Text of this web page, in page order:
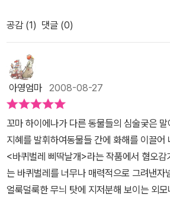
옅어지면서 각각 자연 생물로서의 존재가치
다.하이에나... 생긴 모양새도 그렇고 맹수들
한다는 행동 때문에 그럴까요~. 그림책이나
나는 대부분 비열한 모습으로 등장할 때가
읽고 나면, 하이에나가 이렇게 예뻤던가~싶
는데 특히 고운 흙먼지를 뒤집어 쓰고서 귀
그림은 우리아이가 보면서 연신... 이쁘다~
꼭 강아지같다면서 말이지요~^^. 별로 호감
아하지 않던 하이에나였는데,이 책을 읽고나
밉거나 못된 동물이란 편견이 사라졌습니
리는 꼬마 하이에나입니다. 꼬마 하이에나
리카 초원의 동물들이 한마디씩 놀려 댑니
공감 (1) 댓글 (0)
아영엄마 2008-08-27
꼬마 하이에나가 다른 동물들의 심술궂은
지혜를 발휘하여동물들 간에 화해를 이끌어
<바퀴벌레 삐딱날개>라는 작품에서 혐오감
는 바퀴벌레를 너무나 매력적으로 그려낸자
얼룩덜룩한 무늬 탓에 지저분해 보이는 외